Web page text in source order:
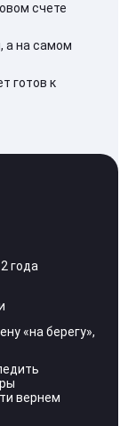
счете
а на самом
готов к
года
«на берегу»,
вернем